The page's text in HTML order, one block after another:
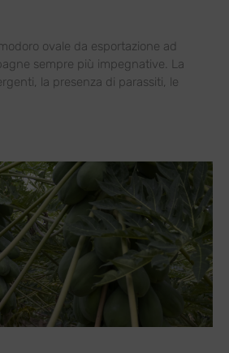
ovale da esportazione ad
sempre più impegnative. La
la presenza di parassiti, le